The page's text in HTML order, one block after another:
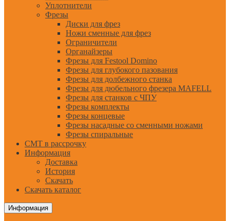
Уплотнители
Фрезы
Диски для фрез
Ножи сменные для фрез
Ограничители
Органайзеры
Фрезы для Festool Domino
Фрезы для глубокого пазования
Фрезы для долбежного станка
Фрезы для дюбельного фрезера MAFELL
Фрезы для станков с ЧПУ
Фрезы комплекты
Фрезы концевые
Фрезы насадные со сменными ножами
Фрезы спиральные
CMT в рассрочку
Информация
Доставка
История
Скачать
Скачать каталог
Информация